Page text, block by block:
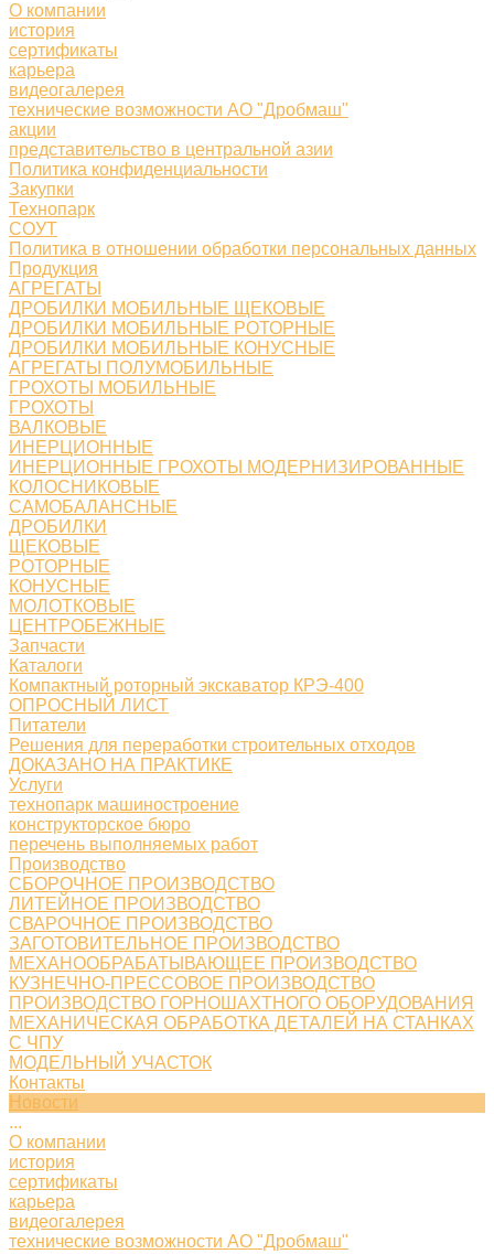
О компании
история
сертификаты
карьера
видеогалерея
технические возможности АО "Дробмаш"
акции
представительство в центральной азии
Политика конфиденциальности
Закупки
Технопарк
СОУТ
Политика в отношении обработки персональных данных
Продукция
АГРЕГАТЫ
ДРОБИЛКИ МОБИЛЬНЫЕ ЩЕКОВЫЕ
ДРОБИЛКИ МОБИЛЬНЫЕ РОТОРНЫЕ
ДРОБИЛКИ МОБИЛЬНЫЕ КОНУСНЫЕ
АГРЕГАТЫ ПОЛУМОБИЛЬНЫЕ
ГРОХОТЫ МОБИЛЬНЫЕ
ГРОХОТЫ
ВАЛКОВЫЕ
ИНЕРЦИОННЫЕ
ИНЕРЦИОННЫЕ ГРОХОТЫ МОДЕРНИЗИРОВАННЫЕ
КОЛОСНИКОВЫЕ
САМОБАЛАНСНЫЕ
ДРОБИЛКИ
ЩЕКОВЫЕ
РОТОРНЫЕ
КОНУСНЫЕ
МОЛОТКОВЫЕ
ЦЕНТРОБЕЖНЫЕ
Запчасти
Каталоги
Компактный роторный экскаватор КРЭ-400
ОПРОСНЫЙ ЛИСТ
Питатели
Решения для переработки строительных отходов
ДОКАЗАНО НА ПРАКТИКЕ
Услуги
технопарк машиностроение
конструкторское бюро
перечень выполняемых работ
Производство
СБОРОЧНОЕ ПРОИЗВОДСТВО
ЛИТЕЙНОЕ ПРОИЗВОДСТВО
СВАРОЧНОЕ ПРОИЗВОДСТВО
ЗАГОТОВИТЕЛЬНОЕ ПРОИЗВОДСТВО
МЕХАНООБРАБАТЫВАЮЩЕЕ ПРОИЗВОДСТВО
КУЗНЕЧНО-ПРЕССОВОЕ ПРОИЗВОДСТВО
ПРОИЗВОДСТВО ГОРНОШАХТНОГО ОБОРУДОВАНИЯ
МЕХАНИЧЕСКАЯ ОБРАБОТКА ДЕТАЛЕЙ НА СТАНКАХ
С ЧПУ
МОДЕЛЬНЫЙ УЧАСТОК
Контакты
Новости
...
О компании
история
сертификаты
карьера
видеогалерея
технические возможности АО "Дробмаш"